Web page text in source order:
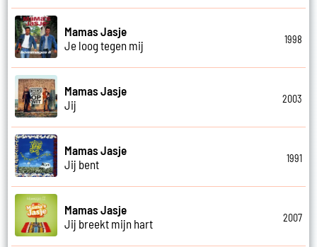
Mamas Jasje
Je loog tegen mij
1998
Mamas Jasje
Jij
2003
Mamas Jasje
Jij bent
1991
Mamas Jasje
Jij breekt mijn hart
2007